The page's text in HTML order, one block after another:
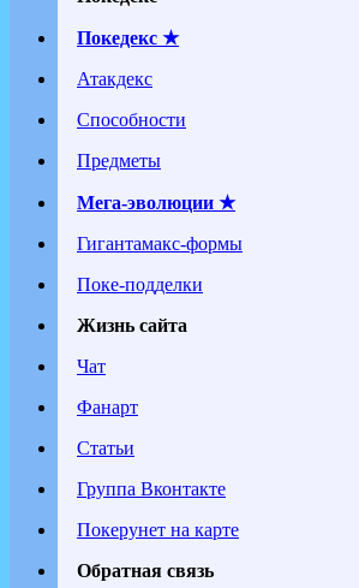
Покедекс ★
Атакдекс
Способности
Предметы
Мега-эволюции ★
Гигантамакс-формы
Поке-подделки
Жизнь сайта
Чат
Фанарт
Статьи
Группа Вконтакте
Покерунет на карте
Обратная связь